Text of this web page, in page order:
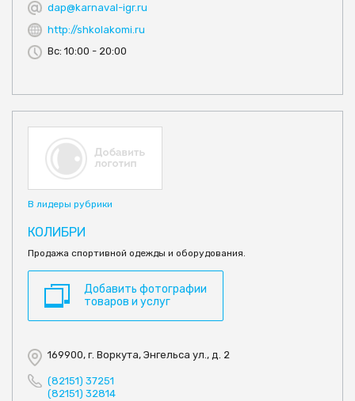
dap@karnaval-igr.ru
http://shkolakomi.ru
Вс: 10:00 - 20:00
В лидеры рубрики
КОЛИБРИ
Продажа спортивной одежды и оборудования.
Добавить фотографии
товаров и услуг
169900, г. Воркута, Энгельса ул., д. 2
(82151) 37251
(82151) 32814